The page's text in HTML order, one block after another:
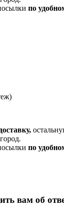
по
по
вам об